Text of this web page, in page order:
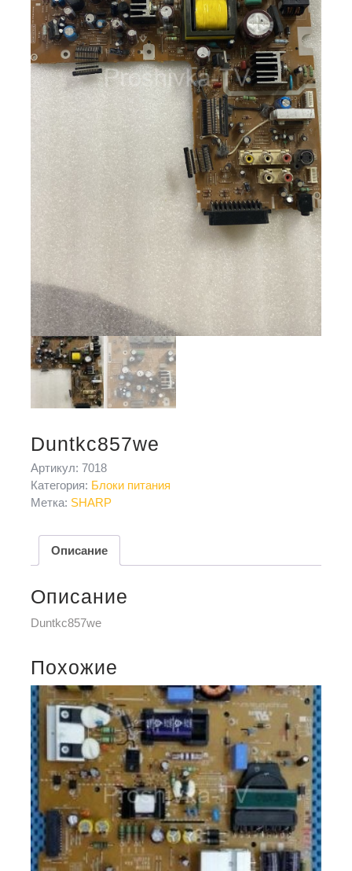
Duntkc857we
Артикул: 7018
Категория: Блоки питания
Метка: SHARP
Описание
Описание
Duntkc857we
Похожие